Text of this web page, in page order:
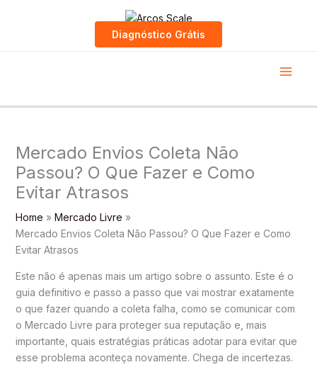
Diagnóstico Grátis
Mercado Envios Coleta Não
Passou? O Que Fazer e Como
Evitar Atrasos
Home
Mercado Livre
Mercado Envios Coleta Não Passou? O Que Fazer e Como
Evitar Atrasos
Este não é apenas mais um artigo sobre o assunto. Este é o
guia definitivo e passo a passo que vai mostrar exatamente
o que fazer quando a coleta falha, como se comunicar com
o Mercado Livre para proteger sua reputação e, mais
importante, quais estratégias práticas adotar para evitar que
esse problema aconteça novamente. Chega de incertezas.